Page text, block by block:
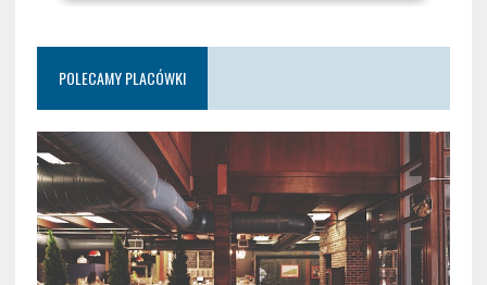
POLECAMY PLACÓWKI